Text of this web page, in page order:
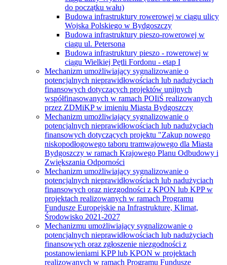
do początku wału)
Budowa infrastruktury rowerowej w ciągu ulicy
Wojska Polskiego w Bydgoszczy
Budowa infrastruktury pieszo-rowerowej w
ciągu ul. Petersona
Budowa infrastruktury pieszo - rowerowej w
ciągu Wielkiej Pętli Fordonu - etap I
Mechanizm umożliwiający sygnalizowanie o
potencjalnych nieprawidłowościach lub nadużyciach
finansowych dotyczących projektów unijnych
współfinasowanych w ramach POIiŚ realizowanych
przez ZDMiKP w imieniu Miasta Bydgoszczy
Mechanizm umożliwiający sygnalizowanie o
potencjalnych nieprawidłowościach lub nadużyciach
finansowych dotyczących projektu "Zakup nowego
niskopodłogowego taboru tramwajowego dla Miasta
Bydgoszczy w ramach Krajowego Planu Odbudowy i
Zwiększania Odporności
Mechanizm umożliwiający sygnalizowanie o
potencjalnych nieprawidłowościach lub nadużyciach
finansowych oraz niezgodności z KPON lub KPP w
projektach realizowanych w ramach Programu
Fundusze Europejskie na Infrastrukturę, Klimat,
Środowisko 2021-2027
Mechanizmu umożliwiający sygnalizowanie o
potencjalnych nieprawidłowościach lub nadużyciach
finansowych oraz zgłoszenie niezgodności z
postanowieniami KPP lub KPON w projektach
realizowanych w ramach Programu Fundusze